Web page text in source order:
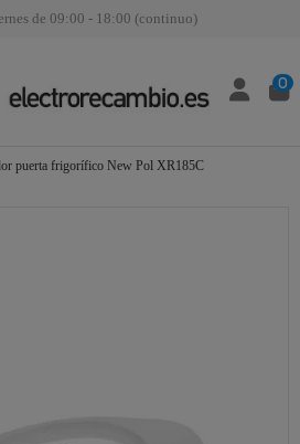
de 09:00 - 18:00 (continuo)
0
puerta frigorífico New Pol XR185C